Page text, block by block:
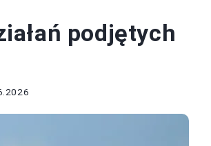
podjętych